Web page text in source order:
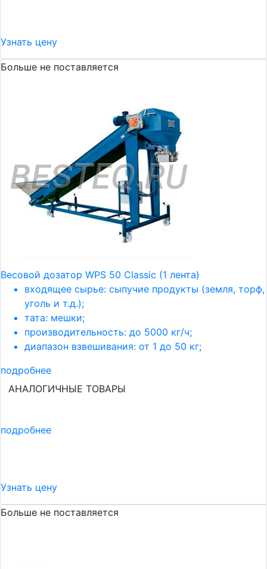
Узнать цену
Больше не поставляется
Весовой дозатор WPS 50 Classic (1 лента)
входящее сырье: сыпучие продукты (земля, торф,
уголь и т.д.);
тата: мешки;
производительность: до 5000 кг/ч;
диапазон взвешивания: от 1 до 50 кг;
подробнее
АНАЛОГИЧНЫЕ ТОВАРЫ
подробнее
Узнать цену
Больше не поставляется